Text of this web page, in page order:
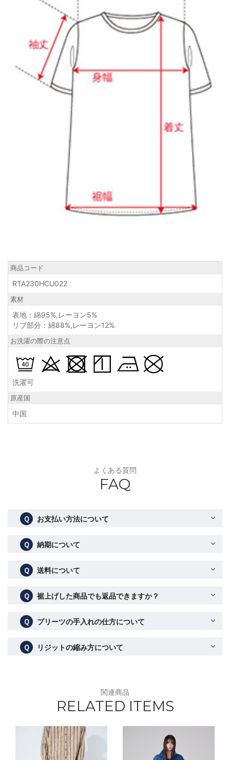
商品コード
RTA230HCU022
素材
表地：綿95%,レーヨン5%
リブ部分：綿88%,レーヨン12%
お洗濯の際の注意点
洗濯可
原産国
中国
よくある質問
FAQ
Ｑ お支払い方法について
Ｑ 納期について
Ｑ 送料について
Ｑ 裾上げした商品でも返品できますか？
Ｑ プリーツの手入れの仕方について
Ｑ リジットの縮み方について
関連商品
RELATED ITEMS